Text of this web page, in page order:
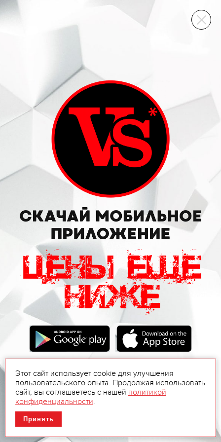
ВИННЫЙ СКЛАД
Этот сайт использует cookie для улучшения
пользовательского опыта. Продолжая использовать
сайт, вы соглашаетесь с нашей политикой
конфиденциальности.
Принять